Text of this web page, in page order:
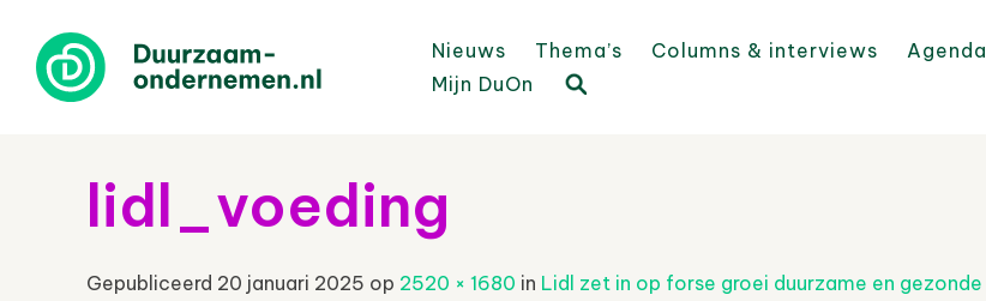
Nieuws Thema’s Columns & interviews Agenda
Mijn DuOn
lidl_voeding
Gepubliceerd 20 januari 2025 op 2520 × 1680 in Lidl zet in op forse groei duurzame en gezonde